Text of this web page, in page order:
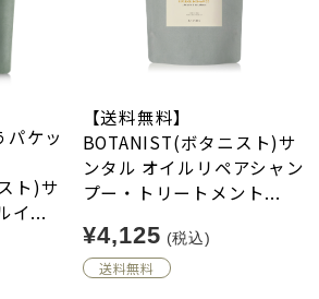
パケッ
ト)サ
イ...
【送料無料】
BOTANIST(ボタニスト)サ
ンタル オイルリペアシャン
プー・トリートメント...
¥4,125 (税込)
送料無料